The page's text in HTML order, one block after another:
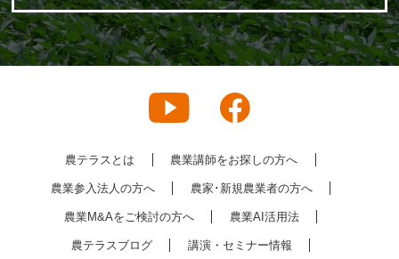
農テラスとは 農業講師をお探しの方へ
農業参入法人の方へ 農家･新規農業者の方へ
農業M&Aをご検討の方へ 農業AI活用法
農テラスブログ 講演・セミナー情報